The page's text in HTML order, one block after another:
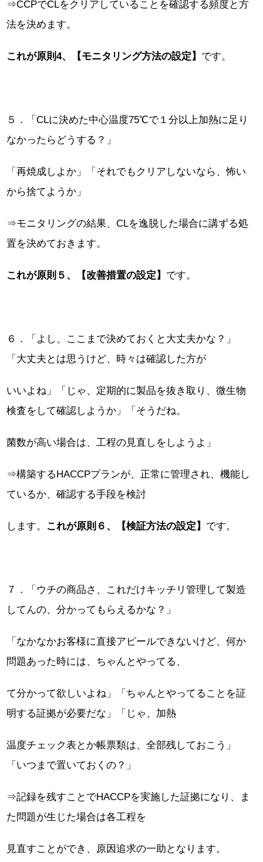
⇒CCPでCLをクリアしていることを確認する頻度と方
法を決めます。
これが原則4、【モニタリング方法の設定】 です。
５．「CLに決めた中心温度75℃で１分以上加熱に足り
なかったらどうする？」
「再焼成しよか」「それでもクリアしないなら、怖い
から捨てようか」
⇒モニタリングの結果、CLを逸脱した場合に講ずる処
置を決めておきます。
これが原則５、【改善措置の設定】 です。
６．「よし、ここまで決めておくと大丈夫かな？」
「大丈夫とは思うけど、時々は確認した方が
いいよね」「じゃ、定期的に製品を抜き取り、微生物
検査をして確認しようか」「そうだね。
菌数が高い場合は、工程の見直しをしようよ」
⇒構築するHACCPプランが、正常に管理され、機能し
ているか、確認する手段を検討
します。 これが原則６、【検証方法の設定】 です。
７．「ウチの商品さ、これだけキッチリ管理して製造
してんの、分かってもらえるかな？」
「なかなかお客様に直接アピールできないけど、何か
問題あった時には、ちゃんとやってる、
て分かって欲しいよね」「ちゃんとやってることを証
明する証拠が必要だな」「じゃ、加熱
温度チェック表とか帳票類は、全部残しておこう」
「いつまで置いておくの？」
⇒記録を残すことでHACCPを実施した証拠になり、ま
た問題が生じた場合は各工程を
見直すことができ、原因追求の一助となります。